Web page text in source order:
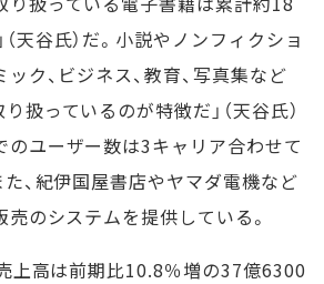
天谷氏）だ。小説やノンフィクショ
ック、ビジネス、教育、写真集など
扱っているのが特徴だ」（天谷氏）
のユーザー数は3キャリア合わせて
、紀伊国屋書店やヤマダ電機など
売のシステムを提供している。
上高は前期比10.8％増の37億6300